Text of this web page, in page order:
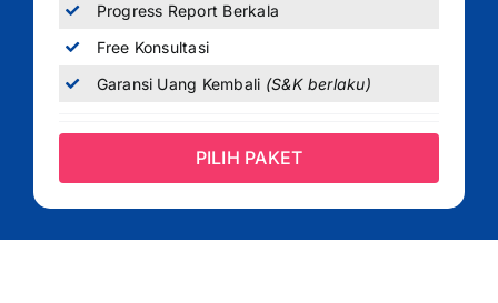
Progress Report Berkala
Free Konsultasi
Garansi Uang Kembali (S&K berlaku)
PILIH PAKET